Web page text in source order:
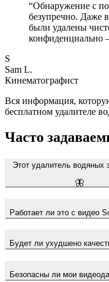
🦋
“Обнаружение с
безупречно. Даже
были удалены
конфиденциально
S
Sam L.
Кинематографист
Вся информация,
бесплатном удалителе
Часто
Этот удалитель водяных
Работает ли это с видео
Будет ли ухудшено
Безопасны ли мои